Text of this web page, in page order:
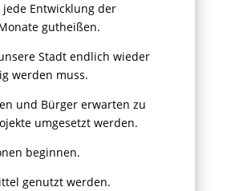
Entwicklung der
gutheißen.
Stadt endlich wieder
werden muss.
und Bürger erwarten zu
umgesetzt werden.
beginnen.
genutzt werden.